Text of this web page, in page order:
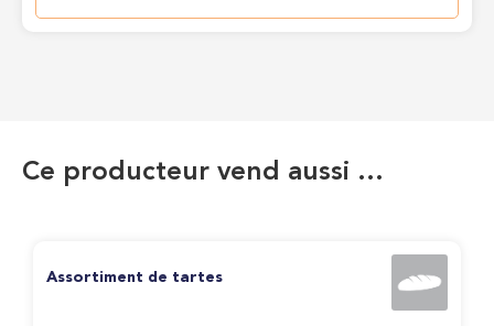
Ce producteur vend aussi …
Assortiment de tartes